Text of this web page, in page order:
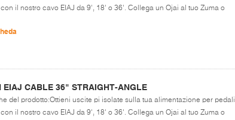
il nostro cavo EIAJ da 9', 18' o 36'. Collega un Ojai al tuo Zuma o
EIAJ CABLE 36" STRAIGHT-ANGLE
del prodotto:Ottieni uscite pi isolate sulla tua alimentazione per pedali
il nostro cavo EIAJ da 9', 18' o 36'. Collega un Ojai al tuo Zuma o